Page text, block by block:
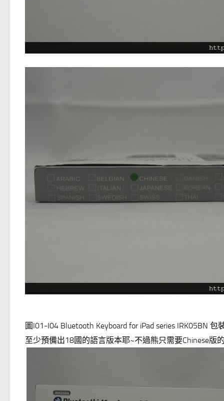
圖I01-I04 Bluetooth Keyboard for iPad series IRK05BN 包
至少預備出18國的語言版本耶~不過熊只需要Chinese版